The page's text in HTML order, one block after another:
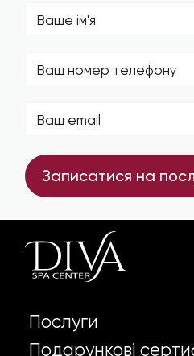
Записатися на
Послуги
Подарункові